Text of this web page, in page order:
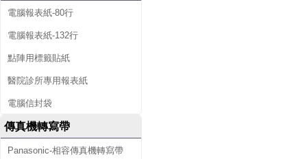
電腦報表紙-80行
電腦報表紙-132行
點陣用標籤貼紙
醫院診所專用報表紙
電腦信封袋
傳真機轉寫帶
Panasonic-相容傳真機轉寫帶